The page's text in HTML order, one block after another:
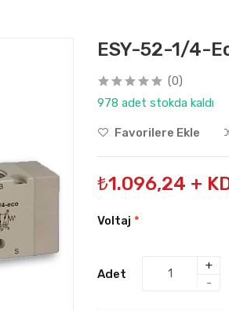
ESY-52-1/4-
(0)
978 adet stokda kaldı
Favorilere Ekle
₺1.096,24 +
Voltaj *
Adet
+
-